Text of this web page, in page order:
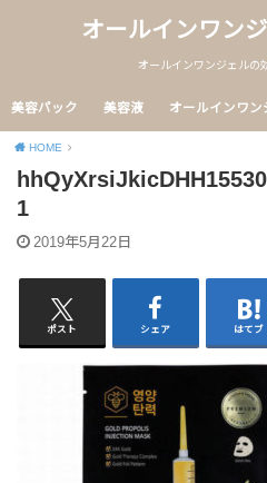
オールインワン
オールインワンジェルの
美容パック 美容液 オールインワン
HOME
1
2019年5月22日
ポスト シェア はてブ